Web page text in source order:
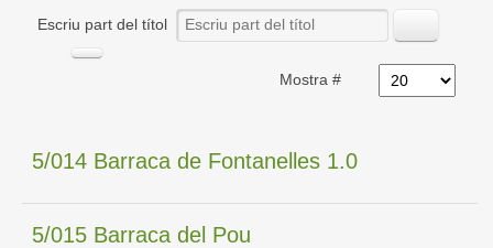
Escriu part del títol
Mostra #
5/014 Barraca de Fontanelles 1.0
5/015 Barraca del Pou